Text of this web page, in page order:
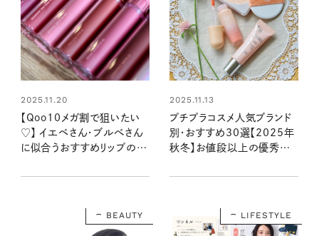
2025.11.20
【Qoo10メガ割で狙いたい
♡】 イエベさん・ブルべさん
に似合うおすすめリップのカ
2025.11.13
プチプラコスメ人気ブランド
別・おすすめ30選【2025年
秋冬】お値段以上の優秀ア
BEAUTY LIFESTYLE